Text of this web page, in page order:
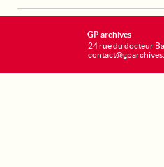
GP archives
24 rue du docteur